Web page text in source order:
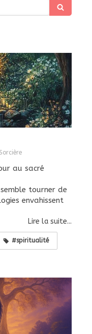
Sorcière
au sacré
tourner de
envahissent
Lire la suite...
#spiritualité